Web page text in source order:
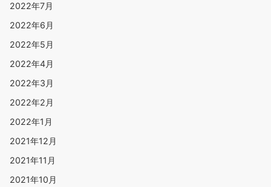
2022年7月
2022年6月
2022年5月
2022年4月
2022年3月
2022年2月
2022年1月
2021年12月
2021年11月
2021年10月